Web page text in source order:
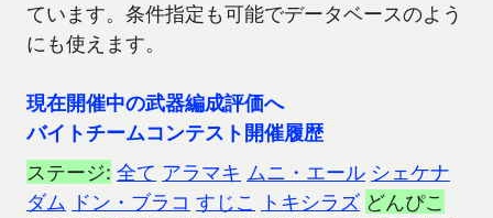
ています。条件指定も可能でデータベースのよう
にも使えます。
現在開催中の武器編成評価へ
バイトチームコンテスト開催履歴
ステージ: 全て アラマキ ムニ・エール シェケナ
ダム ドン・ブラコ すじこ トキシラズ どんぴこ